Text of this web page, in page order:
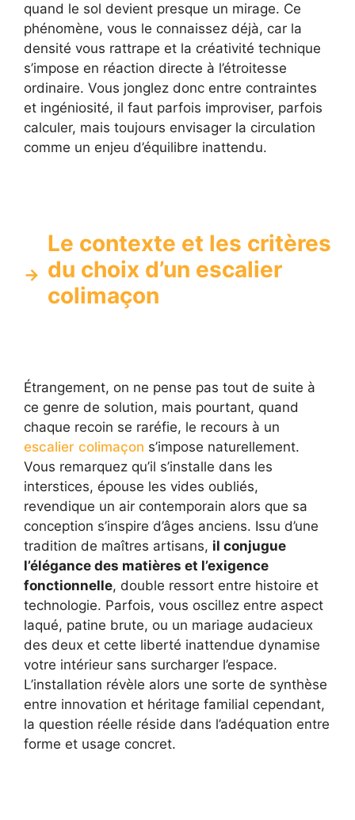
quand le sol devient presque un mirage. Ce
phénomène, vous le connaissez déjà, car la
densité vous rattrape et la créativité technique
s’impose en réaction directe à l’étroitesse
ordinaire. Vous jonglez donc entre contraintes
et ingéniosité, il faut parfois improviser, parfois
calculer, mais toujours envisager la circulation
comme un enjeu d’équilibre inattendu.
Le contexte et les critères
du choix d’un escalier
colimaçon
Étrangement, on ne pense pas tout de suite à
ce genre de solution, mais pourtant, quand
chaque recoin se raréfie, le recours à un
escalier colimaçon s’impose naturellement.
Vous remarquez qu’il s’installe dans les
interstices, épouse les vides oubliés,
revendique un air contemporain alors que sa
conception s’inspire d’âges anciens. Issu d’une
tradition de maîtres artisans, il conjugue
l’élégance des matières et l’exigence
fonctionnelle, double ressort entre histoire et
technologie. Parfois, vous oscillez entre aspect
laqué, patine brute, ou un mariage audacieux
des deux et cette liberté inattendue dynamise
votre intérieur sans surcharger l’espace.
L’installation révèle alors une sorte de synthèse
entre innovation et héritage familial cependant,
la question réelle réside dans l’adéquation entre
forme et usage concret.